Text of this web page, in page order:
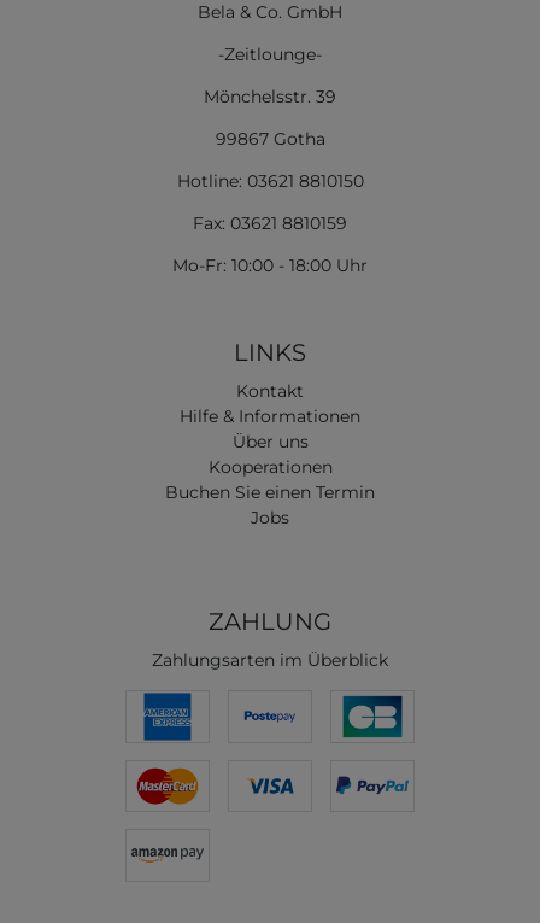
Bela & Co. GmbH
-Zeitlounge-
Mönchelsstr. 39
99867 Gotha
Hotline: 03621 8810150
Fax: 03621 8810159
Mo-Fr: 10:00 - 18:00 Uhr
LINKS
Kontakt
Hilfe & Informationen
Über uns
Kooperationen
Buchen Sie einen Termin
Jobs
ZAHLUNG
Zahlungsarten im Überblick